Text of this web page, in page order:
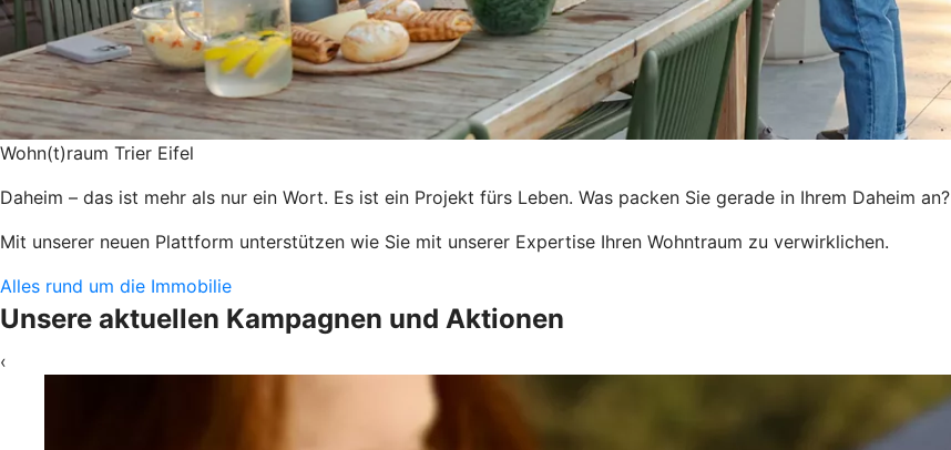
Wohn(t)raum Trier Eifel
Daheim – das ist mehr als nur ein Wort. Es ist ein Projekt fürs Leben. Was packen Sie gerade in Ihrem Daheim an?
Mit unserer neuen Plattform unterstützen wie Sie mit unserer Expertise Ihren Wohntraum zu verwirklichen.
Alles rund um die Immobilie
Unsere aktuellen Kampagnen und Aktionen
‹